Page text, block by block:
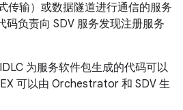
传输）或数据隧道进行通信的服务
码负责向 SDV 服务发现注册服务
为服务软件包生成的代码可以
可以由 Orchestrator 和 SDV 生